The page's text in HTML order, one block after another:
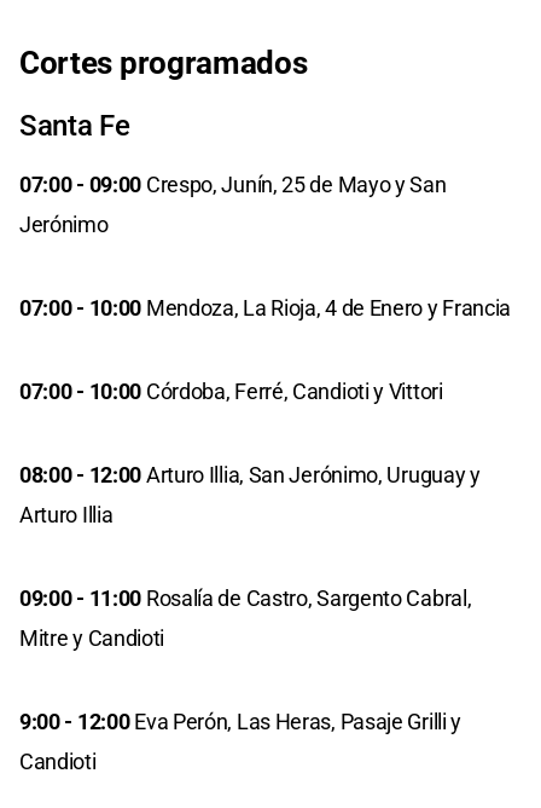
Cortes programados
Santa Fe
07:00 - 09:00 Crespo, Junín, 25 de Mayo y San
Jerónimo
07:00 - 10:00 Mendoza, La Rioja, 4 de Enero y Francia
07:00 - 10:00 Córdoba, Ferré, Candioti y Vittori
08:00 - 12:00Arturo Illia, San Jerónimo, Uruguay y
Arturo Illia
09:00 - 11:00 Rosalía de Castro, Sargento Cabral,
Mitre y Candioti
9:00 - 12:00Eva Perón, Las Heras, Pasaje Grilli y
Candioti